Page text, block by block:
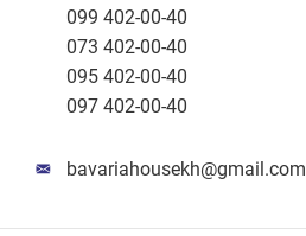
099 402-00-40
073 402-00-40
095 402-00-40
097 402-00-40
bavariahousekh@gmail.com